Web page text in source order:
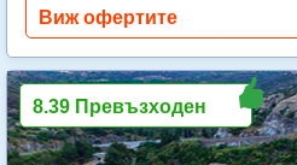
Виж офертите
8.39 Превъзходен